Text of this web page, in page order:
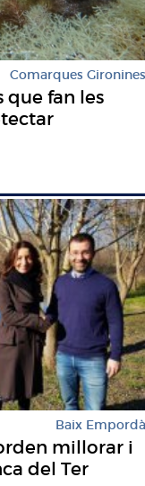
Comarques Gironines
que fan les
Baix Empordà
millorar i
del Ter